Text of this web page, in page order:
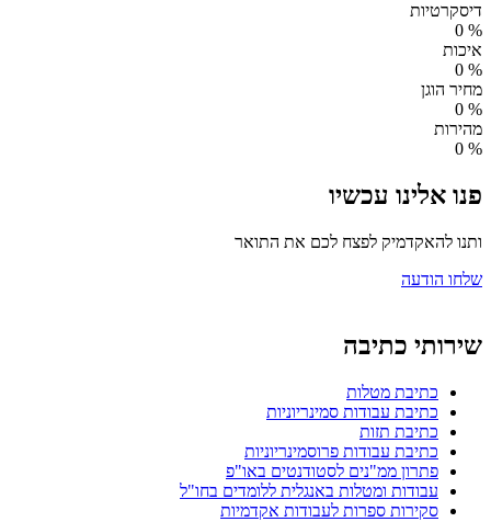
דיסקרטיות
%
0
איכות
%
0
מחיר הוגן
%
0
מהירות
%
0
פנו אלינו עכשיו
ותנו להאקדמיק לפצח לכם את התואר
שלחו הודעה
שירותי כתיבה
כתיבת מטלות
כתיבת עבודות סמינריוניות
כתיבת תזות
כתיבת עבודות פרוסמינריוניות
פתרון ממ"נים לסטודנטים באו"פ
עבודות ומטלות באנגלית ללומדים בחו"ל
סקירות ספרות לעבודות אקדמיות